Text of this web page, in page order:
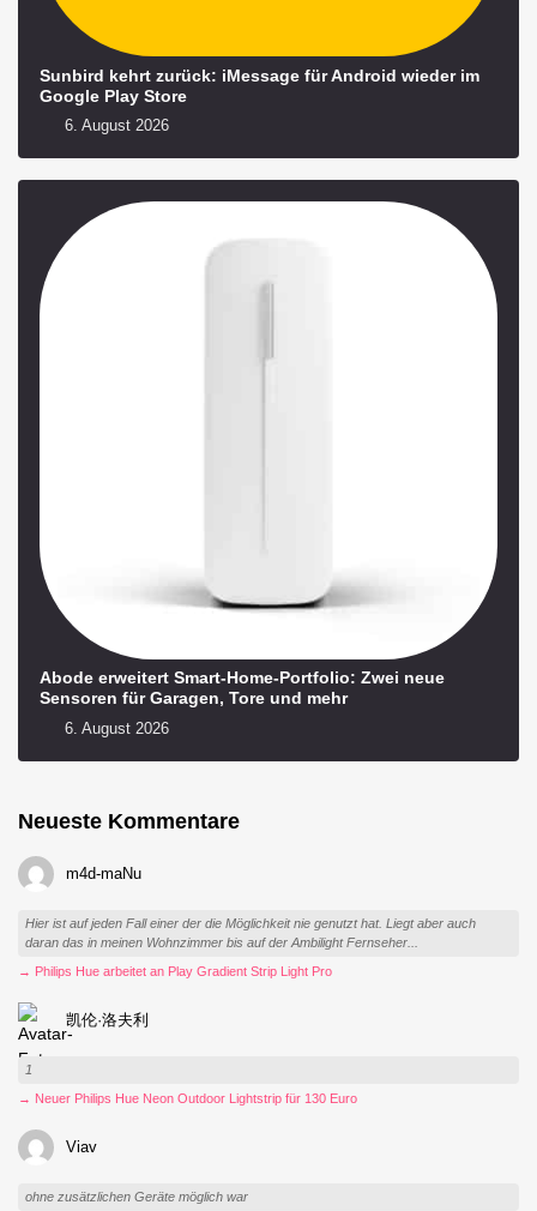
Sunbird kehrt zurück: iMessage für Android wieder im
Google Play Store
6. August 2026
Abode erweitert Smart-Home-Portfolio: Zwei neue
Sensoren für Garagen, Tore und mehr
6. August 2026
Neueste Kommentare
m4d-maNu
Hier ist auf jeden Fall einer der die Möglichkeit nie genutzt hat. Liegt aber auch
daran das in meinen Wohnzimmer bis auf der Ambilight Fernseher...
→ Philips Hue arbeitet an Play Gradient Strip Light Pro
凯伦·洛夫利
1
→ Neuer Philips Hue Neon Outdoor Lightstrip für 130 Euro
Viav
ohne zusätzlichen Geräte möglich war